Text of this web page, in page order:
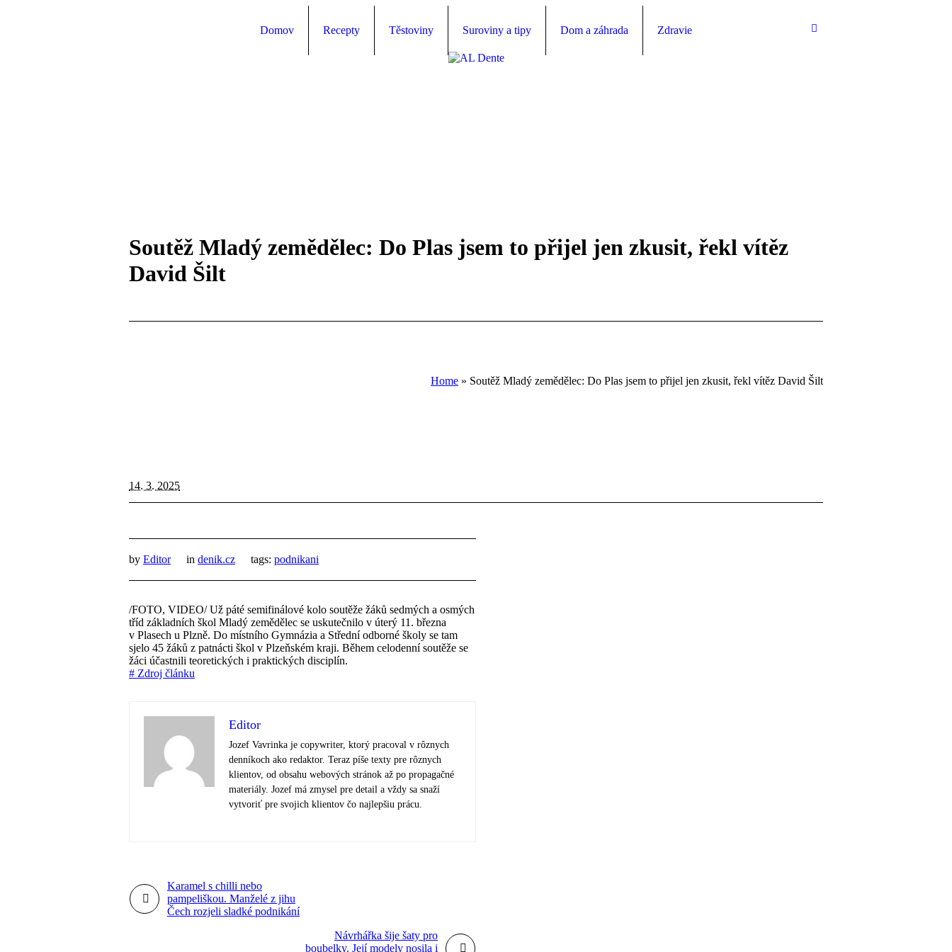
Domov Recepty Těstoviny Suroviny a tipy Dom a záhrada Zdravie
Soutěž Mladý zemědělec: Do Plas jsem to přijel jen zkusit, řekl vítěz
David Šilt
Home » Soutěž Mladý zemědělec: Do Plas jsem to přijel jen zkusit, řekl vítěz David Šilt
14. 3. 2025
by Editor in denik.cz tags: podnikani
/FOTO, VIDEO/ Už páté semifinálové kolo soutěže žáků sedmých a osmých
tříd základních škol Mladý zemědělec se uskutečnilo v úterý 11. března
v Plasech u Plzně. Do místního Gymnázia a Střední odborné školy se tam
sjelo 45 žáků z patnácti škol v Plzeňském kraji. Během celodenní soutěže se
žáci účastnili teoretických i praktických disciplín.
# Zdroj článku
Editor
Jozef Vavrinka je copywriter, ktorý pracoval v rôznych
denníkoch ako redaktor. Teraz píše texty pre rôznych
klientov, od obsahu webových stránok až po propagačné
materiály. Jozef má zmysel pre detail a vždy sa snaží
vytvoriť pre svojich klientov čo najlepšiu prácu.
Karamel s chilli nebo
pampeliškou. Manželé z jihu
Čech rozjeli sladké podnikání
Návrhářka šije šaty pro
boubelky. Její modely nosila i